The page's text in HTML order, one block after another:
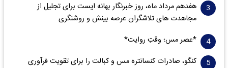
هفدهم مرداد ماه، روز خبرنگار بهانه ایست برای تجلیل از
مجاهدت های تلاشگران عرصه بینش و روشنگری
*عصر مس؛ وقتِ روایت*
کنگو، صادرات کنسانتره مس و کبالت را برای تقویت فرآوری